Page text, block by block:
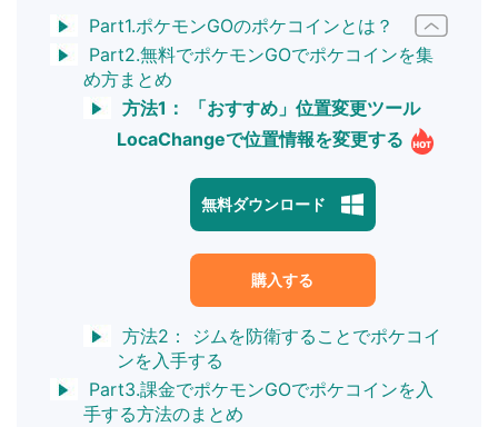
Part1.ポケモンGOのポケコインとは？
Part2.無料でポケモンGOでポケコインを集
め方まとめ
方法1： 「おすすめ」位置変更ツール
LocaChangeで位置情報を変更する
無料ダウンロード
購入する
方法2： ジムを防衛することでポケコイ
ンを入手する
Part3.課金でポケモンGOでポケコインを入
手する方法のまとめ